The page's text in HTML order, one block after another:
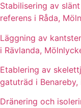
Stabilisering av
referens i Råda,
Läggning av
i Rävlanda,
Etablering av
gatuträd i
Dränering och